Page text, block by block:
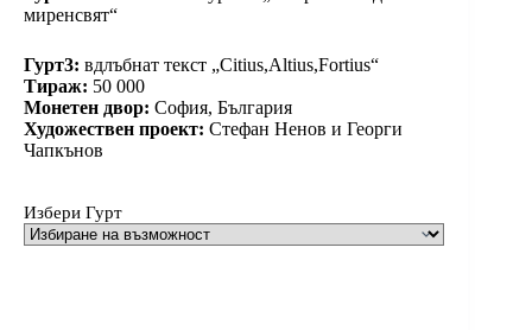
миренсвят“
Гурт3: вдлъбнат текст „Citius,Altius,Fortius“
Тираж: 50 000
Монетен двор: София, България
Художествен проект: Стефан Ненов и Георги
Чапкънов
Избери Гурт